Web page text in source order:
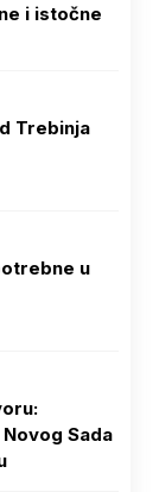
i istočne
Trebinja
u
Sada